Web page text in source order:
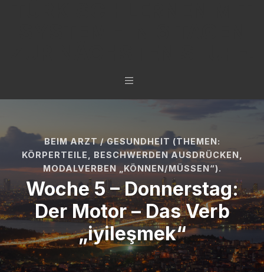
BEIM ARZT / GESUNDHEIT (THEMEN:
KÖRPERTEILE, BESCHWERDEN AUSDRÜCKEN,
MODALVERBEN „KÖNNEN/MÜSSEN“).
Woche 5 – Donnerstag:
Der Motor – Das Verb
„iyileşmek“